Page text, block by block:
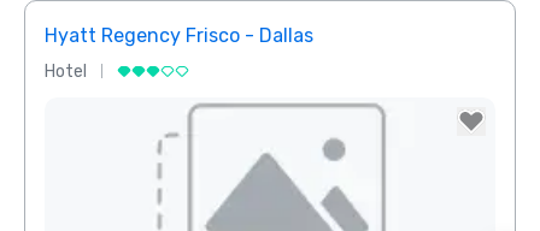
Hyatt Regency Frisco - Dallas
Hotel